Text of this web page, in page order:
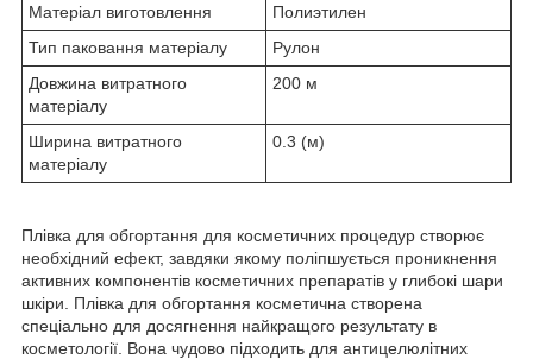
Матеріал виготовлення
Полиэтилен
Тип паковання матеріалу
Рулон
Довжина витратного
матеріалу
200 м
Ширина витратного
матеріалу
0.3 (м)
Плівка для обгортання для косметичних процедур створює
необхідний ефект, завдяки якому поліпшується проникнення
активних компонентів косметичних препаратів у глибокі шари
шкіри. Плівка для обгортання косметична створена
спеціально для досягнення найкращого результату в
косметології. Вона чудово підходить для антицелюлітних